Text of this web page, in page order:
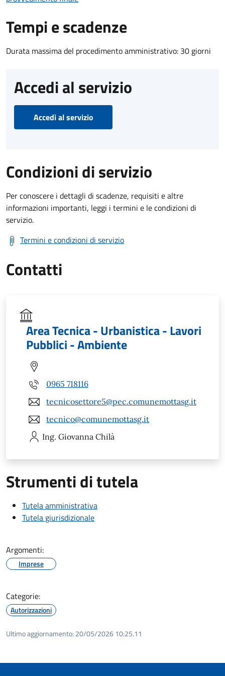
Tempi e scadenze
Durata massima del procedimento amministrativo: 30 giorni
Accedi al servizio
Accedi al servizio
Condizioni di servizio
Per conoscere i dettagli di scadenze, requisiti e altre
informazioni importanti, leggi i termini e le condizioni di
servizio.
Termini e condizioni di servizio
Contatti
Area Tecnica - Urbanistica - Lavori
Pubblici - Ambiente
0965 718116
tecnicosettore5@pec.comunemottasg.it
tecnico@comunemottasg.it
Ing. Giovanna Chilà
Strumenti di tutela
Tutela amministrativa
Tutela giurisdizionale
Argomenti:
Imprese
Categorie:
Autorizzazioni
Ultimo aggiornamento: 20/05/2026 10:25.11